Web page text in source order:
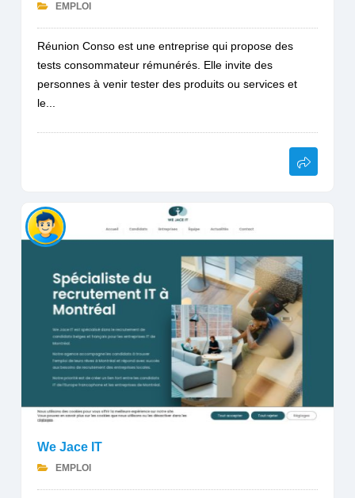
EMPLOI
Réunion Conso est une entreprise qui propose des
tests consommateur rémunérés. Elle invite des
personnes à venir tester des produits ou services et
le...
We Jace IT
EMPLOI